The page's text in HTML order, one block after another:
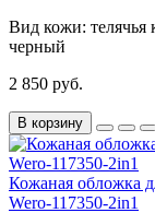
Вид кожи: телячья
черный
2 850 руб.
В корзину
Кожаная обложка
Wero-117350-2in1